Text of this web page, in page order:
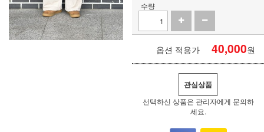
수량
옵션 적용가 40,000원
관심상품
선택하신 상품은 관리자에게 문의하
세요.